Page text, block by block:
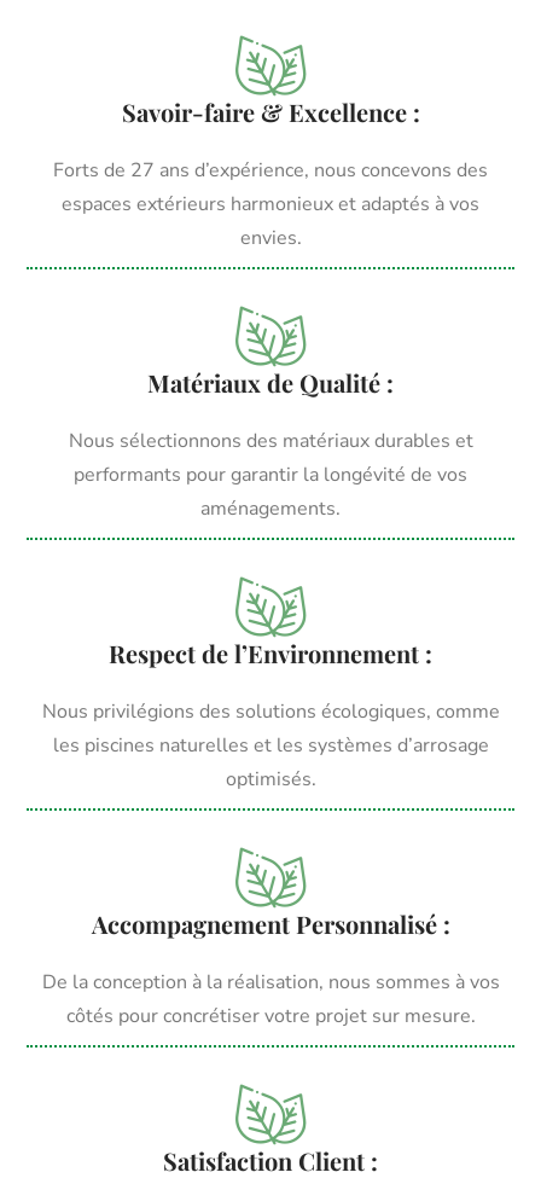
Savoir-faire & Excellence :
Forts de 27 ans d’expérience, nous concevons des
espaces extérieurs harmonieux et adaptés à vos
envies.
Matériaux de Qualité :
Nous sélectionnons des matériaux durables et
performants pour garantir la longévité de vos
aménagements.
Respect de l’Environnement :
Nous privilégions des solutions écologiques, comme
les piscines naturelles et les systèmes d’arrosage
optimisés.
Accompagnement Personnalisé :
De la conception à la réalisation, nous sommes à vos
côtés pour concrétiser votre projet sur mesure.
Satisfaction Client :